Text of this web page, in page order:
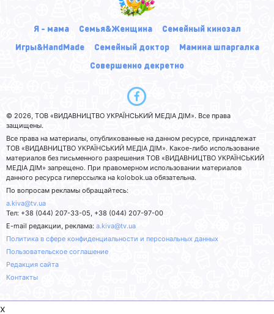
Я - мама Семья&Женщина
Семейный кинозал
Игры&HandMade
Семейный доктор
Мамина шпаргалка
Совершенно декретно
© 2026, ТОВ «ВИДАВНИЦТВО УКРАЇНСЬКИЙ МЕДІА ДІМ». Все права
защищены.
Все права на материалы, опубликованные на данном ресурсе, принадлежат
ТОВ «ВИДАВНИЦТВО УКРАЇНСЬКИЙ МЕДІА ДІМ». Какое-либо использование
материалов без письменного разрешения ТОВ «ВИДАВНИЦТВО УКРАЇНСЬКИЙ
МЕДІА ДІМ» запрещено. При правомерном использовании материалов
данного ресурса гиперссылка на kolobok.ua обязательна.
По вопросам рекламы обращайтесь:
a.kiva@tv.ua
Тел: +38 (044) 207-33-05, +38 (044) 207-97-00
E-mail редакции, реклама: a.kiva@tv.ua
Политика в сфере конфиденциальности и персональных данных
Пользовательское соглашение
Редакция сайта
Контакты
x